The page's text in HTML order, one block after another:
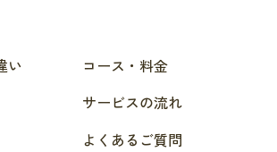
い
コース・料金
サービスの流れ
よくあるご質問